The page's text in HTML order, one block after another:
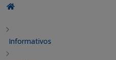
Informativos